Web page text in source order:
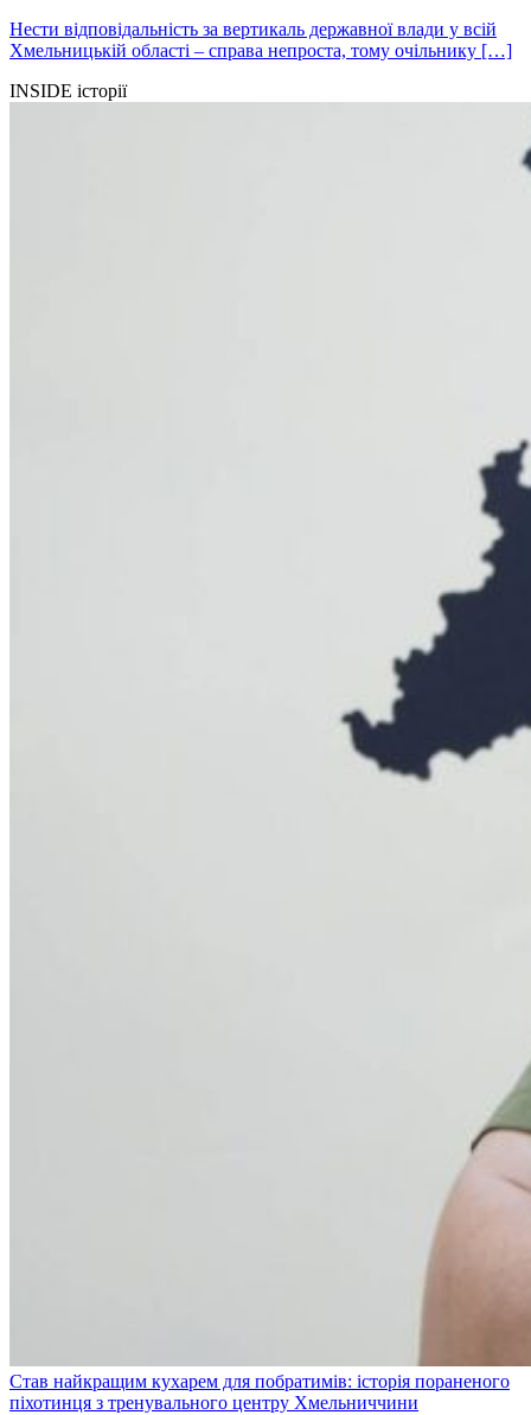
Нести відповідальність за вертикаль державної влади у всій
Хмельницькій області – справа непроста, тому очільнику […]
INSIDE історії
Став найкращим кухарем для побратимів: історія пораненого
піхотинця з тренувального центру Хмельниччини